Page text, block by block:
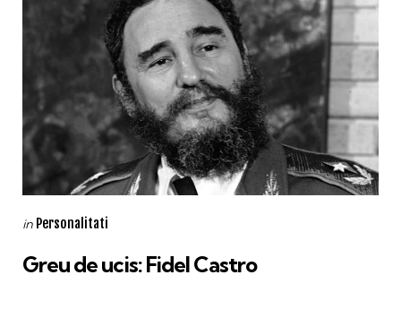
Categories
Posted
in Personalitati
Greu de ucis: Fidel Castro